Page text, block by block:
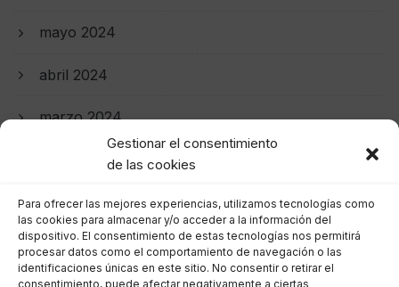
Gestionar el consentimiento
de las cookies
Para ofrecer las mejores experiencias, utilizamos tecnologías como
las cookies para almacenar y/o acceder a la información del
dispositivo. El consentimiento de estas tecnologías nos permitirá
procesar datos como el comportamiento de navegación o las
identificaciones únicas en este sitio. No consentir o retirar el
consentimiento, puede afectar negativamente a ciertas
mayo 2024
abril 2024
marzo 2024
febrero 2024
enero 2024
diciembre 2023